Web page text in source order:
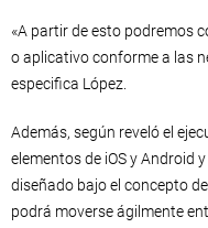
«A partir de esto podremos
o aplicativo conforme a las
especifica López.
Además, según reveló el
elementos de iOS y Android
diseñado bajo el concepto
podrá moverse ágilmente